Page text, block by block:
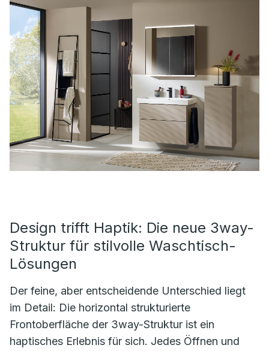
Design trifft Haptik: Die neue 3way-
Struktur für stilvolle Waschtisch-
Lösungen
Der feine, aber entscheidende Unterschied liegt
im Detail: Die horizontal strukturierte
Frontoberfläche der 3way-Struktur ist ein
haptisches Erlebnis für sich. Jedes Öffnen und